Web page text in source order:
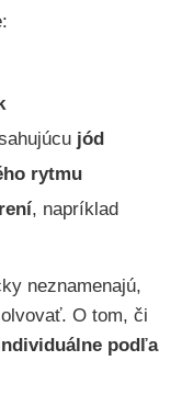
jód
rytmu
, napríklad
neznamenajú,
O tom, či
podľa